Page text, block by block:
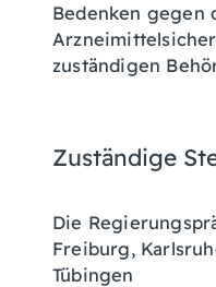
Bedenken gegen
zuständigen
Zuständige
Die
Freiburg,
Tübingen